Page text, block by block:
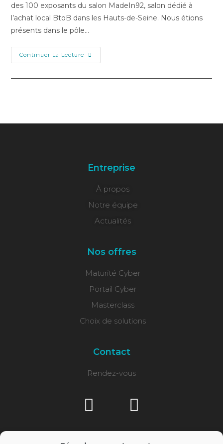
des 100 exposants du salon MadeIn92, salon dédié à
l’achat local BtoB dans les Hauts-de-Seine. Nous étions
présents dans le pôle…
Continuer La Lecture
Entreprise
À propos
Notre équipe
Actualités
Nos offres
Maturité Cyber
Portail Cyber
Masterclass
Choix de solutions
Contact
Rendez-vous